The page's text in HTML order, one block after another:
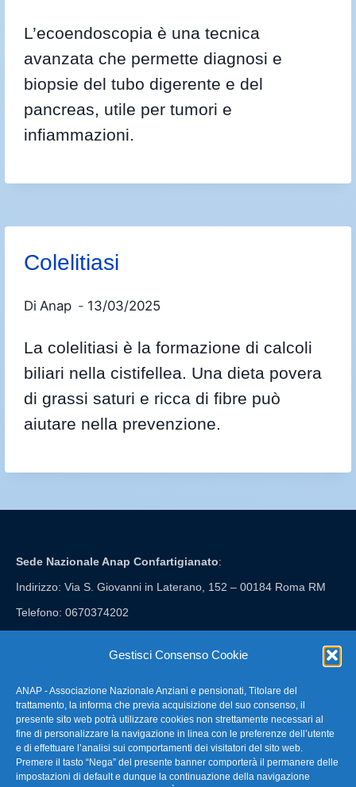
Gestisci Consenso Cookie
ANAP - Associazione Nazionale Anziani e pensionati, Titolare del
trattamento, la informa che previa acquisizione del suo consenso, il
presente sito web potrà utilizzare cookies non strettamente necessari al
fine di personalizzare la navigazione in linea con le preferenze dell’utente
e di effettuare l’analisi sui comportamenti dei visitatori del sito web.
Premere il tasto “Nega” del presente banner comporterà il permanere delle
impostazioni di default e dunque la continuazione della navigazione
L’ecoendoscopia è una tecnica
avanzata che permette diagnosi e
biopsie del tubo digerente e del
pancreas, utile per tumori e
infiammazioni.
Colelitiasi
Di Anap 13/03/2025
La colelitiasi è la formazione di calcoli
biliari nella cistifellea. Una dieta povera
di grassi saturi e ricca di fibre può
aiutare nella prevenzione.
Sede Nazionale Anap Confartigianato:
Indirizzo: Via S. Giovanni in Laterano, 152 – 00184 Roma RM
Telefono: 0670374202
FAQ – Domande Frequenti
La nostra Newsletter
Link Utili